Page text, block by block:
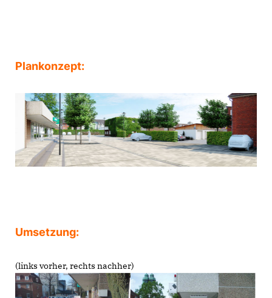
Plankonzept:
Umsetzung:
(links vorher, rechts nachher)